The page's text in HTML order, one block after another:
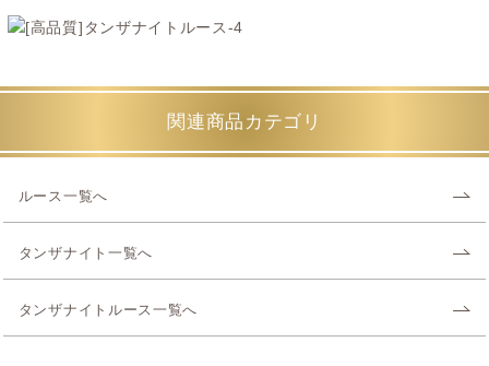
関連商品カテゴリ
ルース一覧へ
タンザナイト一覧へ
タンザナイトルース一覧へ